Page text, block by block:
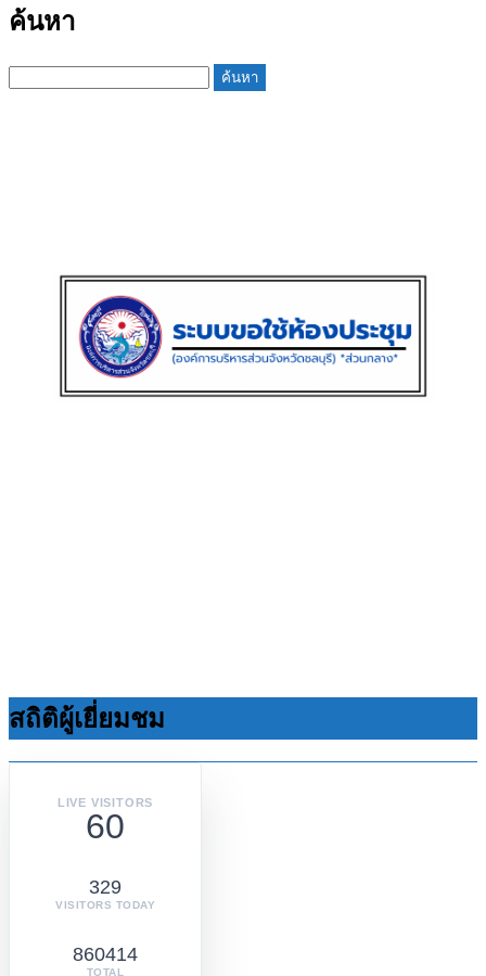
ค้นหา
สถิติผู้เยี่ยมชม
LIVE VISITORS
60
329
VISITORS TODAY
860414
TOTAL